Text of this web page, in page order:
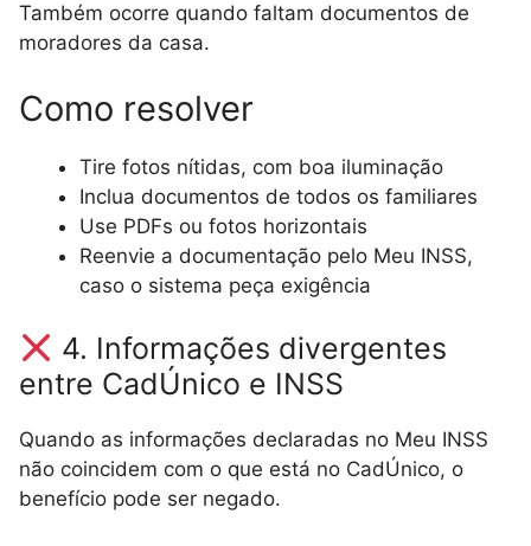
Também ocorre quando faltam documentos de
moradores da casa.
Como resolver
Tire fotos nítidas, com boa iluminação
Inclua documentos de todos os familiares
Use PDFs ou fotos horizontais
Reenvie a documentação pelo Meu INSS,
caso o sistema peça exigência
4. Informações divergentes
entre CadÚnico e INSS
Quando as informações declaradas no Meu INSS
não coincidem com o que está no CadÚnico, o
benefício pode ser negado.